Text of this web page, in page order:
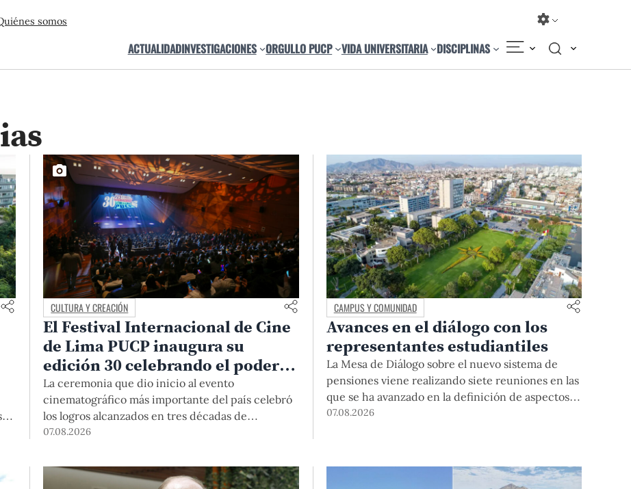
somos
ACTUALIDADINVESTIGACIONES ORGULLO PUCP VIDA UNIVERSITARIA DISCIPLINAS
CULTURA Y CREACIÓN
El Festival Internacional de Cine
de Lima PUCP inaugura su
edición 30 celebrando el poder
del encuentro
La ceremonia que dio inicio al evento
cinematográfico más importante del país celebró
los logros alcanzados en tres décadas de
existencia, rindió homenaje a las cineastas
llamado de nuestra Universidad a escuchar al
sector artístico y académico frente a la reciente
07.08.2026
CAMPUS Y COMUNIDAD
Avances en el diálogo con los
representantes estudiantiles
La Mesa de Diálogo sobre el nuevo sistema de
pensiones viene realizando siete reuniones en las
que se ha avanzado en la definición de aspectos
clave para su desarrollo.
07.08.2026